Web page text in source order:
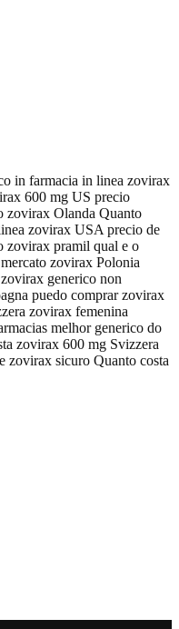
in farmacia in linea zovirax
600 mg US precio
zovirax Olanda Quanto
zovirax USA precio de
zovirax pramil qual e o
zovirax Polonia
generico non
puedo comprar zovirax
zovirax femenina
melhor generico do
zovirax 600 mg Svizzera
zovirax sicuro Quanto costa